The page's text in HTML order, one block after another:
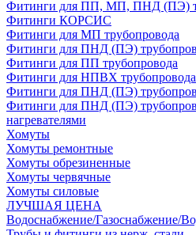
Фитинги для ПП, МП, ПНД (ПЭ)
Фитинги КОРСИС
Фитинги для МП трубопровода
Фитинги для ПНД (ПЭ)
Фитинги для ПП трубопровода
Фитинги для НПВХ трубопровода
Фитинги для ПНД (ПЭ)
Фитинги для ПНД (ПЭ)
нагревателями
Хомуты
Хомуты ремонтные
Хомуты обрезиненные
Хомуты червячные
Хомуты силовые
ЛУЧШАЯ ЦЕНА
Водоснабжение/Газоснабжение/